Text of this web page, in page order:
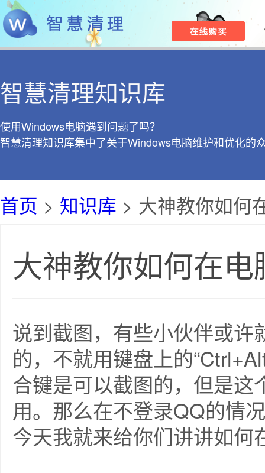
智慧清理知识库
使用Windows电脑遇到问题了吗？
智慧清理知识库集中了关于Windows电脑维护和优化的
首页 > 知识库 > 大神教你如何
大神教你如何在
说到截图，有些小伙伴或
的，不就用键盘上的
合键是可以截图的，但是
用。那么在不登录QQ的情
今天我就来给你们讲讲如何